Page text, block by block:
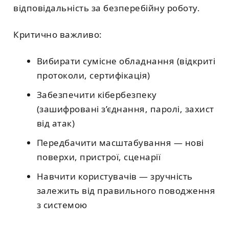
відповідальність за безперебійну роботу.
Критично важливо:
Вибирати сумісне обладнання (відкриті
протоколи, сертифікація)
Забезпечити кібербезпеку
(зашифровані з’єднання, паролі, захист
від атак)
Передбачити масштабування — нові
поверхи, пристрої, сценарії
Навчити користувачів — зручність
залежить від правильного поводження
з системою